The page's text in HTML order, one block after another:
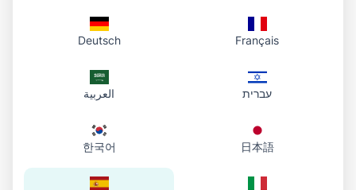
Google Analytics - Para análisis del sitio web
(sujeto a la Política de Privacidad de Google)
Gestionar cookies
la configuración de su navegador. La mayoría de los
navegadores le permiten rechazar o aceptar
cookies, eliminar cookies existentes o establecer
Deutsch Français
العربية עברית
한국어 日本語